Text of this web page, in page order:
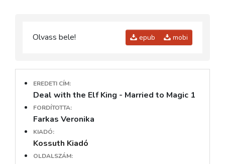
Olvass bele! epub mobi
EREDETI CÍM:
Deal with the Elf King - Married to Magic 1
FORDÍTOTTA:
Farkas Veronika
KIADÓ:
Kossuth Kiadó
OLDALSZÁM: